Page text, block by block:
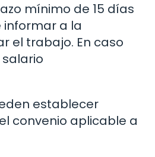
mínimo de 15 días
a la
el trabajo. En caso
establecer
convenio aplicable a